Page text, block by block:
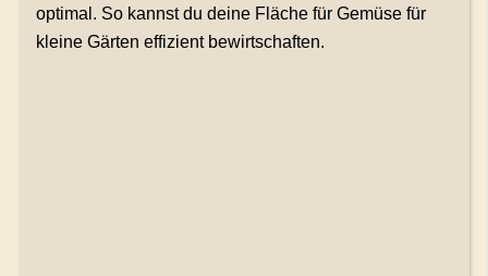
optimal. So kannst du deine Fläche für Gemüse für
kleine Gärten effizient bewirtschaften.